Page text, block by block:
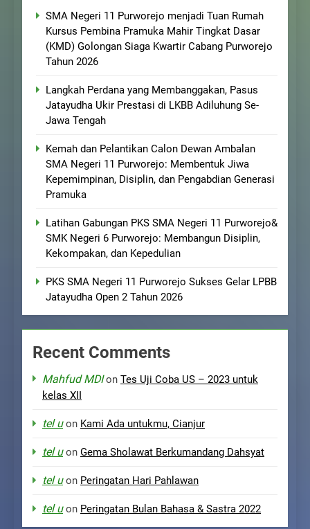
SMA Negeri 11 Purworejo menjadi Tuan Rumah
Kursus Pembina Pramuka Mahir Tingkat Dasar
(KMD) Golongan Siaga Kwartir Cabang Purworejo
Tahun 2026
Langkah Perdana yang Membanggakan, Pasus
Jatayudha Ukir Prestasi di LKBB Adiluhung Se-
Jawa Tengah
Kemah dan Pelantikan Calon Dewan Ambalan
SMA Negeri 11 Purworejo: Membentuk Jiwa
Kepemimpinan, Disiplin, dan Pengabdian Generasi
Pramuka
Latihan Gabungan PKS SMA Negeri 11 Purworejo&
SMK Negeri 6 Purworejo: Membangun Disiplin,
Kekompakan, dan Kepedulian
PKS SMA Negeri 11 Purworejo Sukses Gelar LPBB
Jatayudha Open 2 Tahun 2026
Recent Comments
Mahfud MDIon Tes Uji Coba US – 2023 untuk
kelas XII
tel uon Kami Ada untukmu, Cianjur
tel uon Gema Sholawat Berkumandang Dahsyat
tel uon Peringatan Hari Pahlawan
tel uon Peringatan Bulan Bahasa & Sastra 2022